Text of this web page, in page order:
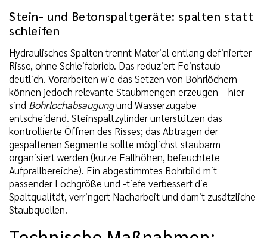
Stein- und Betonspaltgeräte: spalten statt
schleifen
Hydraulisches Spalten trennt Material entlang definierter
Risse, ohne Schleifabrieb. Das reduziert Feinstaub
deutlich. Vorarbeiten wie das Setzen von Bohrlöchern
können jedoch relevante Staubmengen erzeugen – hier
sind Bohrlochabsaugungund Wasserzugabe
entscheidend. Steinspaltzylinder unterstützen das
kontrollierte Öffnen des Risses; das Abtragen der
gespaltenen Segmente sollte möglichst staubarm
organisiert werden (kurze Fallhöhen, befeuchtete
Aufprallbereiche). Ein abgestimmtes Bohrbild mit
passender Lochgröße und -tiefe verbessert die
Spaltqualität, verringert Nacharbeit und damit zusätzliche
Staubquellen.